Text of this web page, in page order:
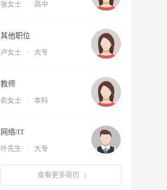
张女士 · 高中
其他职位
卢女士 · 大专
教师
俞女士 · 本科
网络/IT
叶先生 · 大专
查看更多简历